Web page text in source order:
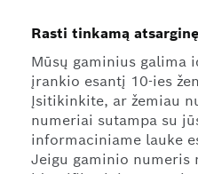
Rasti tinkamą
Mūsų gaminius galima
įrankio esantį 10-ies
Įsitikinkite, ar žemiau
numeriai sutampa su
informaciniame lauke
Jeigu gaminio numeris